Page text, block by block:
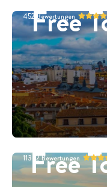
Free
452 Bewertungen
Free
11332Bewertungen